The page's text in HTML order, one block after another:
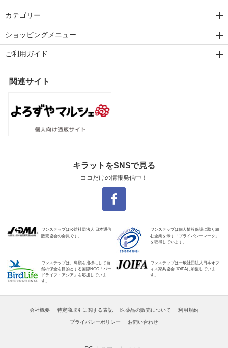
カテゴリー
ショッピングメニュー
ご利用ガイド
関連サイト
キラットをSNSで見る
ココだけの情報発信中！
ワンステップは公益社団法人 日本通信
販売協会の会員です。
ワンステップは個人情報保護に取り組
む企業を示す「プライバシーマーク」
を取得しています。
ワンステップは、鳥類を指標にして自
然の保全を目的とする国際NGO「バー
ドライフ・アジア」を応援していま
す。
ワンステップは一般社団法人日本オフ
ィス家具協会 JOIFAに加盟していま
す。
会社概要 特定商取引に関する表記 医薬品の販売について 利用規約
プライバシーポリシー お問い合わせ